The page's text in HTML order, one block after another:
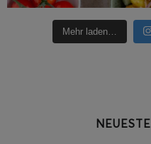
Mehr laden…